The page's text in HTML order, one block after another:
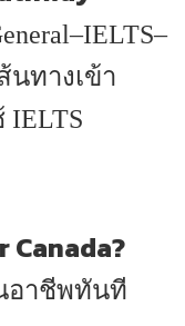
นทางเข้า
Canada?
อาชีพทันที